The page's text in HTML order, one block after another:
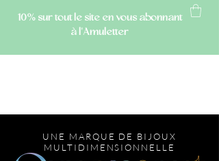
10% sur tout le site en vous abonnant
à l'Amuletter
UNE MARQUE DE BIJOUX
MULTIDIMENSIONNELLE